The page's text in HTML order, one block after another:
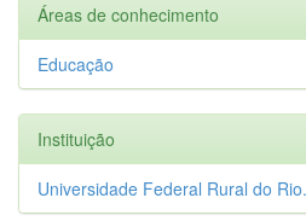
Áreas de conhecimento
Educação
Instituição
Universidade Federal Rural do